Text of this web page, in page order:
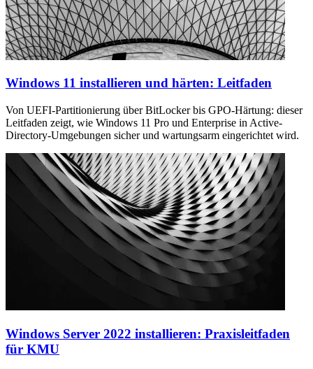
Windows 11 installieren und härten: Leitfaden
Von UEFI-Partitionierung über BitLocker bis GPO-Härtung: dieser
Leitfaden zeigt, wie Windows 11 Pro und Enterprise in Active-
Directory-Umgebungen sicher und wartungsarm eingerichtet wird.
Windows Server 2022 installieren: Praxisleitfaden
für KMU